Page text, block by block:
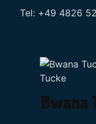
Tel: +49 4826
Bwana